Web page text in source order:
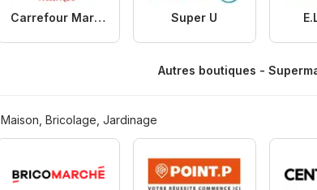
Carrefour Market Super U
Autres boutiques -
Maison, Bricolage, Jardinage